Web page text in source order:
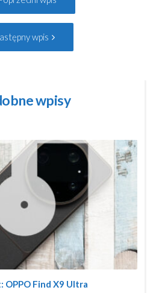
wpis:
wpis
wpis:
wpisy
Find X9 Ultra